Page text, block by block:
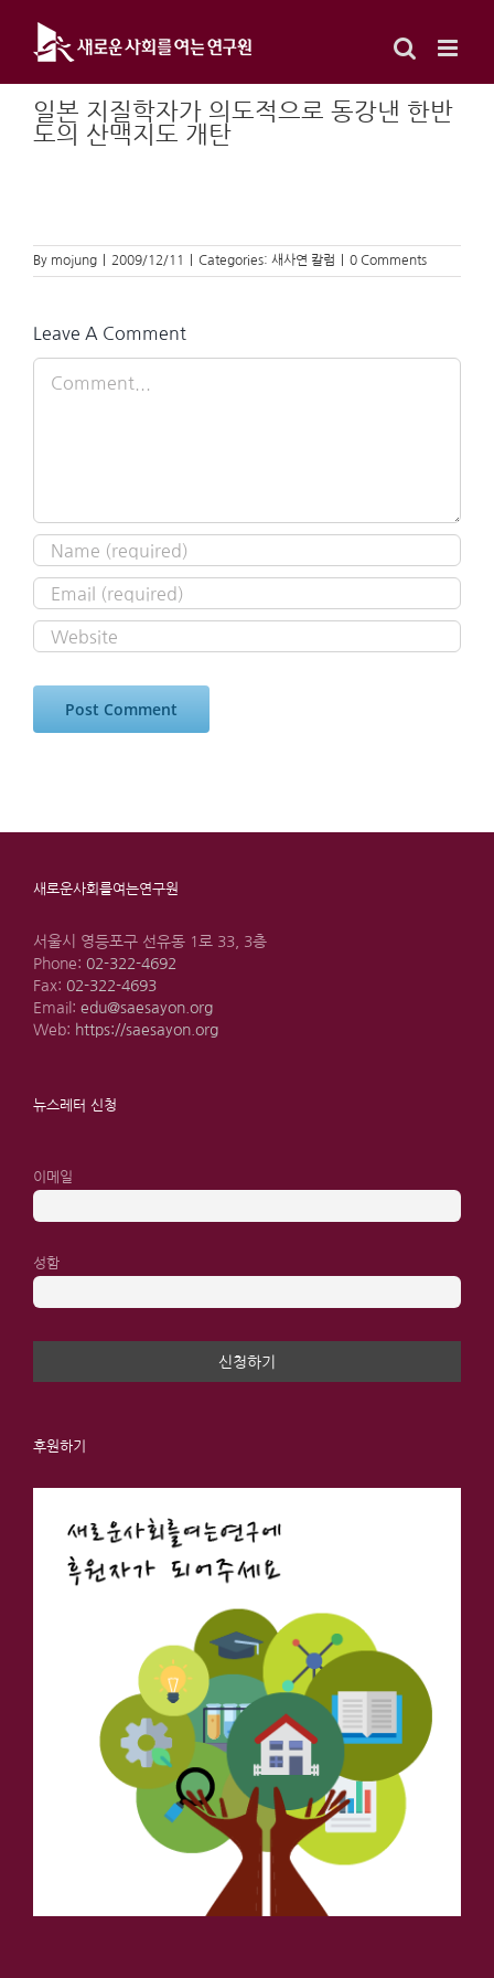
content
일본 지질학자가 의도적으로 동강낸 한반
도의 산맥지도 개탄
By mojung 2009/12/11 Categories: 새사연 칼럼 0 Comments
Leave A Comment
새로운사회를여는연구원
서울시 영등포구 선유동 1로 33, 3층
Phone: 02-322-4692
Fax: 02-322-4693
Email: edu@saesayon.org
Web: https://saesayon.org
뉴스레터 신청
이메일
성함
후원하기